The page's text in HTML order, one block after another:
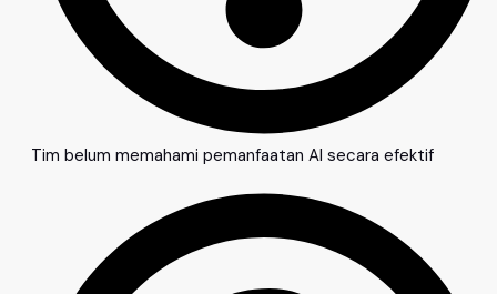
Tim belum memahami pemanfaatan AI secara efektif